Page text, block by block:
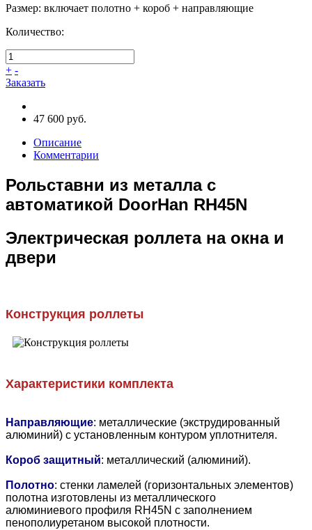
Размер: включает полотно + короб + направляющие
Количество:
+ -
Заказать
47 600 руб.
Описание
Комментарии
Рольставни из металла с
автоматикой DoorHan RH45N
Электрическая роллета на окна и
двери
Конструкция роллеты
Характеристики комплекта
Направляющие: металлические (экструдированный
алюминий) с установленным контуром уплотнителя.
Короб защитный: металлический (алюминий).
Полотно: стенки ламелей (горизонтальных элементов)
полотна изготовлены из металлического
алюминиевого профиля RH45N с заполнением
пенополиуретаном высокой плотности.